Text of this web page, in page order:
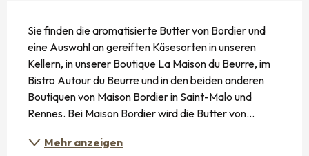
Sie finden die aromatisierte Butter von Bordier und
eine Auswahl an gereiften Käsesorten in unseren
Kellern, in unserer Boutique La Maison du Beurre, im
Bistro Autour du Beurre und in den beiden anderen
Boutiquen von Maison Bordier in Saint-Malo und
Rennes. Bei Maison Bordier wird die Butter von...
Mehr anzeigen